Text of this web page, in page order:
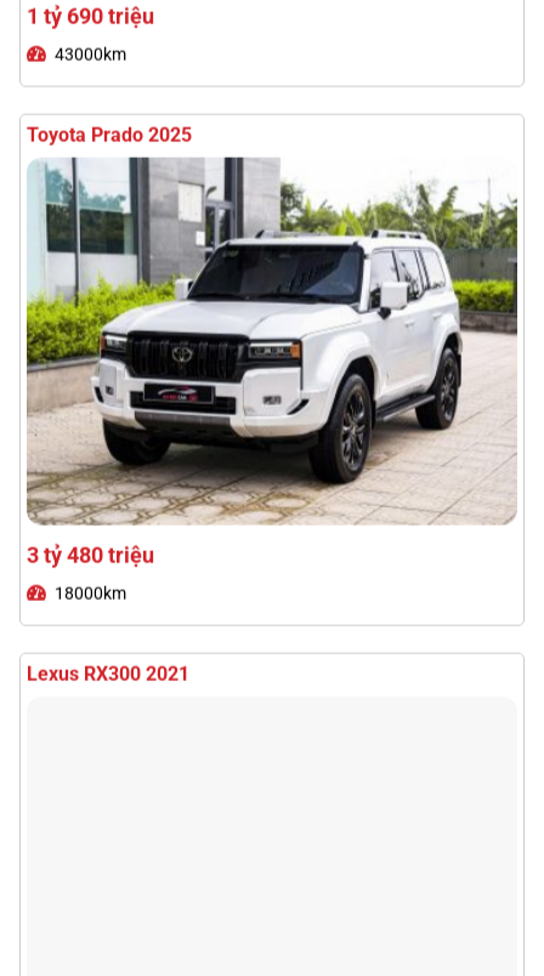
3 tỷ 480 triệu
18000km
Lexus RX300 2021